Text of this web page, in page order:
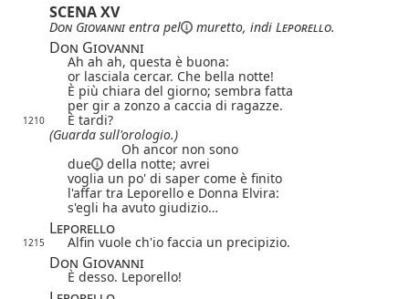
SCENA XV
Don Giovannientra pel muretto, indi Leporello.
Don Giovanni
Ah ah ah, questa è buona:
or lasciala cercar. Che bella notte!
È più chiara del giorno; sembra fatta
per gir a zonzo a caccia di ragazze.
1210
È tardi?
(Guarda sull'orologio.)
Oh ancor non sono
due
della notte; avrei
voglia un po' di saper come è finito
l'affar tra Leporello e Donna Elvira:
s'egli ha avuto giudizio…
Leporello
1215 Alfin vuole ch'io faccia un precipizio.
Don Giovanni
È desso. Leporello!